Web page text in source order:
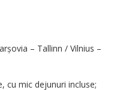
– Tallinn / Vilnius –
cu mic dejunuri incluse;